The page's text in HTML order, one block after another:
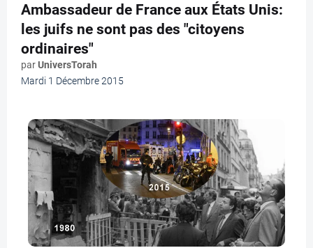
Ambassadeur de France aux États Unis:
les juifs ne sont pas des "citoyens
ordinaires"
parUniversTorah
Mardi 1 Décembre 2015